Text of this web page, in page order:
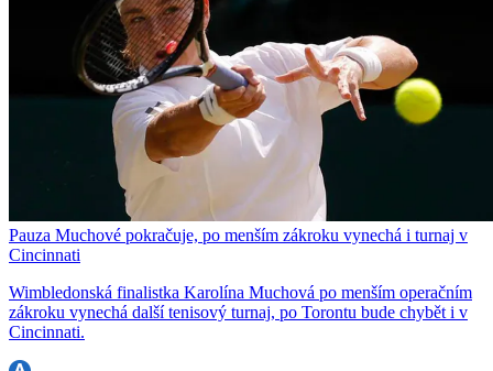
Pauza Muchové pokračuje, po menším zákroku vynechá i turnaj v
Cincinnati
Wimbledonská finalistka Karolína Muchová po menším operačním
zákroku vynechá další tenisový turnaj, po Torontu bude chybět i v
Cincinnati.